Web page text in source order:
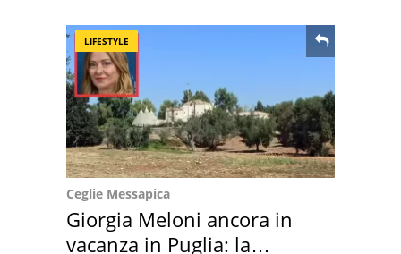
LIFESTYLE
Ceglie Messapica
Giorgia Meloni ancora in
vacanza in Puglia: la